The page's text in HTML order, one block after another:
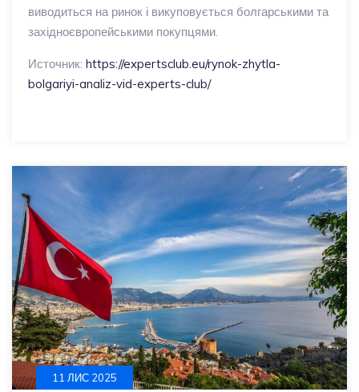
виводиться на ринок і викуповується болгарськими та
західноєвропейськими покупцями.
Источник: https://expertsclub.eu/rynok-zhytla-
bolgariyi-analiz-vid-experts-club/
11 ЛИС 2025